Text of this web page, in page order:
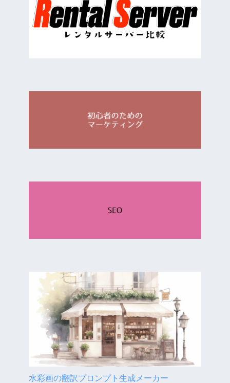
水彩画の翻訳プロンプト生成メーカー